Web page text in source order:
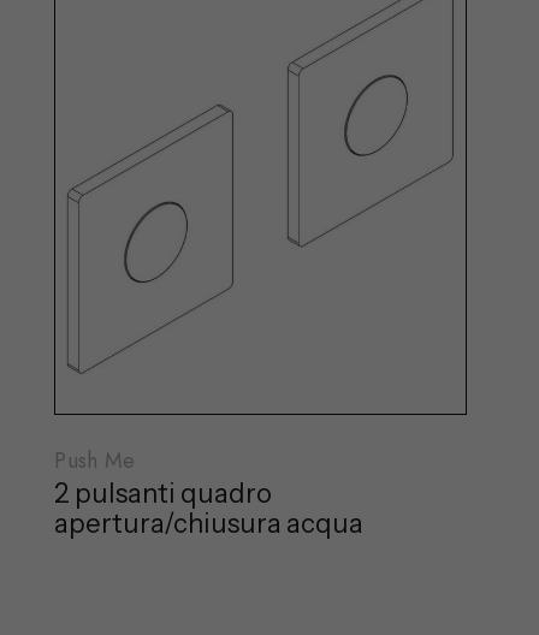
Push Me
2 pulsanti quadro
apertura/chiusura acqua